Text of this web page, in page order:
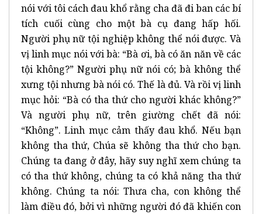
nói với tôi cách đau khổ rằng cha đã đi ban các bí
tích cuối cùng cho một bà cụ đang hấp hối.
Người phụ nữ tội nghiệp không thể nói được. Và
vị linh mục nói với bà: “Bà ơi, bà có ăn năn về các
tội không?” Người phụ nữ nói có; bà không thể
xưng tội nhưng bà nói có. Thế là đủ. Và rồi vị linh
mục hỏi: “Bà có tha thứ cho người khác không?”
Và người phụ nữ, trên giường chết đã nói:
“Không”. Linh mục cảm thấy đau khổ. Nếu bạn
không tha thứ, Chúa sẽ không tha thứ cho bạn.
Chúng ta đang ở đây, hãy suy nghĩ xem chúng ta
có tha thứ không, chúng ta có khả năng tha thứ
không. Chúng ta nói: Thưa cha, con không thể
làm điều đó, bởi vì những người đó đã khiến con